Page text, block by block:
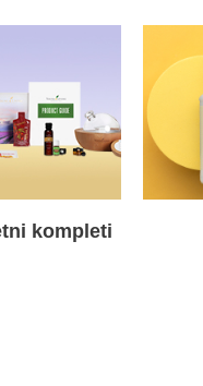
kompleti